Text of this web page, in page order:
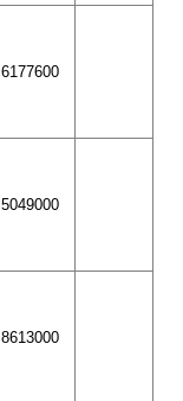
6177600
5049000
8613000